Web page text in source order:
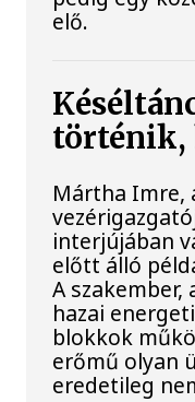
elő.
történik,
Mártha Imre,
interjújában
előtt álló
A
hazai
blokkok
erőmű olyan
eredetileg